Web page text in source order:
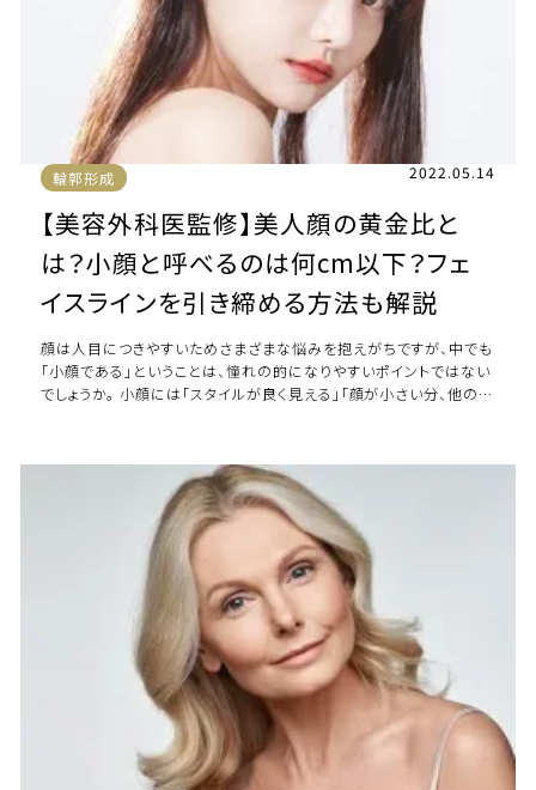
輪郭形成 2022.05.14
【美容外科医監修】美人顔の黄金比と
は？小顔と呼べるのは何cm以下？フェ
イスラインを引き締める方法も解説
顔は人目につきやすいためさまざまな悩みを抱えがちですが、中でも
「小顔である」ということは、憧れの的になりやすいポイントではない
でしょうか。 小顔には「スタイルが良く見える」「顔が小さい分、他の部